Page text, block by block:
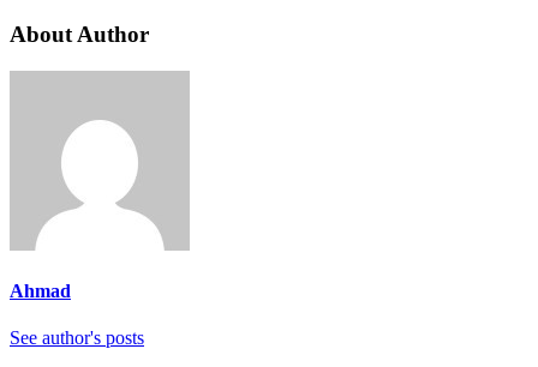
About Author
Ahmad
See author's posts